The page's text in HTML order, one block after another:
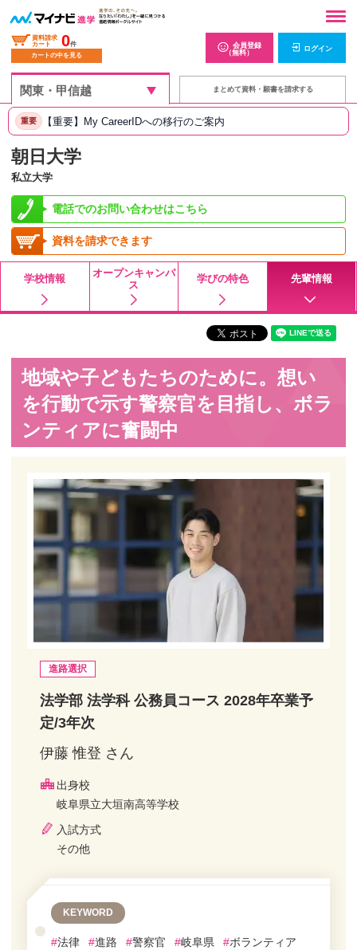
資料請求
カート
0件
カートの中を見る
会員登録
（無料）
ログイン
まとめて資料・願書を請求する
重要 【重要】My CareerIDへの移行のご案内
朝日大学
私立大学
電話でのお問い合わせはこちら
資料を請求できます
学校情報
オープンキャンパ
ス
学びの特色 先輩情報
地域や子どもたちのために。想い
を行動で示す警察官を目指し、ボラ
ンティアに奮闘中
進路選択
法学部 法学科 公務員コース 2028年卒業予
定/3年次
伊藤 惟登 さん
出身校
岐阜県立大垣南高等学校
入試方式
その他
KEYWORD
#法律 #進路 #警察官 #岐阜県 #ボランティア